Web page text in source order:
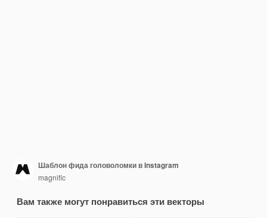
Шаблон фида головоломки в Instagram
magnific
Вам также могут понравиться эти векторы